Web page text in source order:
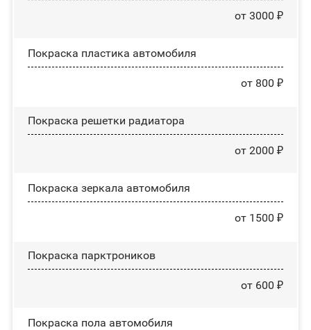
от 3000 ₽
Покраска пластика автомобиля
от 800 ₽
Покраска решетки радиатора
от 2000 ₽
Покраска зеркала автомобиля
от 1500 ₽
Покраска парктроников
от 600 ₽
Покраска пола автомобиля